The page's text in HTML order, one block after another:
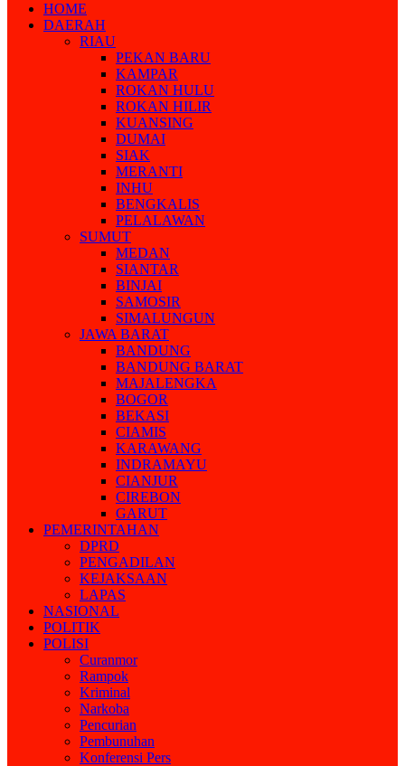
HOME
DAERAH
RIAU
PEKAN BARU
KAMPAR
ROKAN HULU
ROKAN HILIR
KUANSING
DUMAI
SIAK
MERANTI
INHU
BENGKALIS
PELALAWAN
SUMUT
MEDAN
SIANTAR
BINJAI
SAMOSIR
SIMALUNGUN
JAWA BARAT
BANDUNG
BANDUNG BARAT
MAJALENGKA
BOGOR
BEKASI
CIAMIS
KARAWANG
INDRAMAYU
CIANJUR
CIREBON
GARUT
PEMERINTAHAN
DPRD
PENGADILAN
KEJAKSAAN
LAPAS
NASIONAL
POLITIK
POLISI
Curanmor
Rampok
Kriminal
Narkoba
Pencurian
Pembunuhan
Konferensi Pers